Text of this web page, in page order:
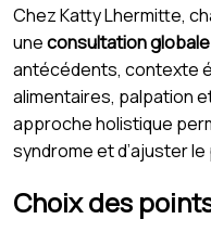
Chez Katty Lhermitte,
uneconsultation globale
antécédents, contexte
alimentaires, palpation
approche holistique
syndrome et d’ajuster
Choix des